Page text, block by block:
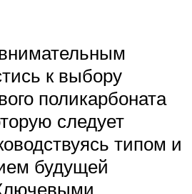
к выбору
поликарбоната
следует
типом и
будущей